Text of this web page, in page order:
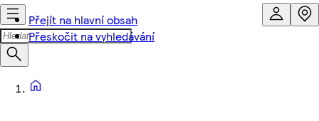
Přejít na hlavní obsah
Přeskočit na vyhledávání